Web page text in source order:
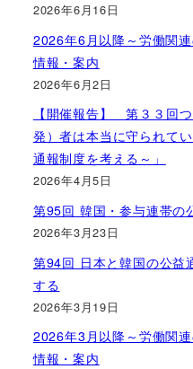
2026年6月16日
2026年6月以降～労働関
情報・案内
2026年6月2日
【開催報告】 第３３回
発）者は本当に守られて
通報制度を考える～」
2026年4月5日
第95回 韓国・参与連帯の
2026年3月23日
第94回 日本と韓国の公益
する
2026年3月19日
2026年3月以降～労働関
情報・案内